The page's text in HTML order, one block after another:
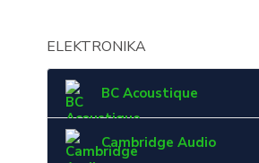
ELEKTRONIKA
BC Acoustique
Cambridge Audio